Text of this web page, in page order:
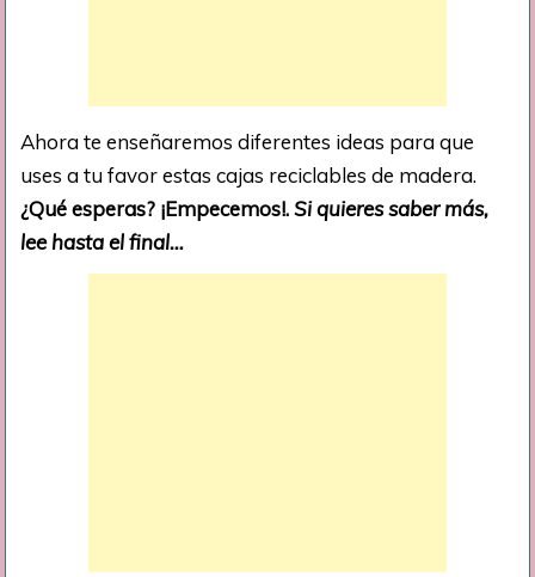
Ahora te enseñaremos diferentes ideas para que
uses a tu favor estas cajas reciclables de madera.
¿Qué esperas? ¡Empecemos!.Si quieres saber más,
lee hasta el final…